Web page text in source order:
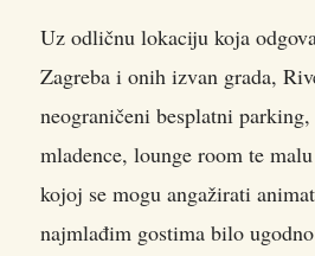
Uz odličnu lokaciju koja
Zagreba i onih izvan grada,
neograničeni besplatni parking,
mladence, lounge room te
kojoj se mogu angažirati
najmlađim gostima bilo